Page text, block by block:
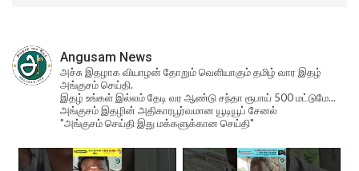
Angusam News
அச்சு இதழாக வியாழன் தோறும் வெளியாகும் தமிழ் வார இதழ்
அங்குசம் செய்தி.
இதழ் உங்கள் இல்லம் தேடி வர ஆண்டு சந்தா ரூபாய் 500 மட்டுமே...
அங்குசம் இதழின் அதிகாரபூர்வமான யூடியூப் சேனல்
"அங்குசம் செய்தி இது மக்களுக்கான செய்தி"